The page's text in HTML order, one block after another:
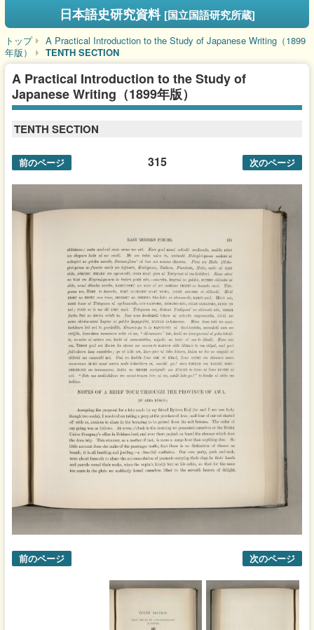
日本語史研究資料 [国立国語研究所蔵]
トップ
A Practical Introduction to the Study of Japanese Writing（1899
年版）
TENTH SECTION
A Practical Introduction to the Study of
Japanese Writing（1899年版）
TENTH SECTION
315 次のページ
前のページ
次のページ
前のページ